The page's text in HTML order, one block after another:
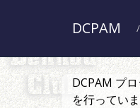
DCPAM
DCPAM プ
を行ってい